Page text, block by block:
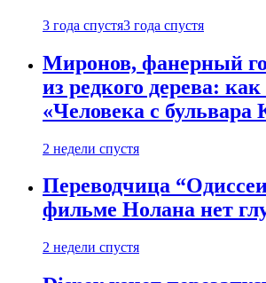
3 года спустя3 года спустя
Миронов, фанерный
из редкого дерева:
«Человека с бульвара
2 недели спустя
Переводчица
фильме Нолана нет
2 недели спустя